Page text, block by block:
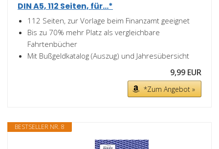
DIN A5, 112 Seiten, für...*
112 Seiten, zur Vorlage beim Finanzamt geeignet
Bis zu 70% mehr Platz als vergleichbare
Fahrtenbücher
Mit Bußgeldkatalog (Auszug) und Jahresübersicht
9,99 EUR
*Zum Angebot »
BESTSELLER NR. 8